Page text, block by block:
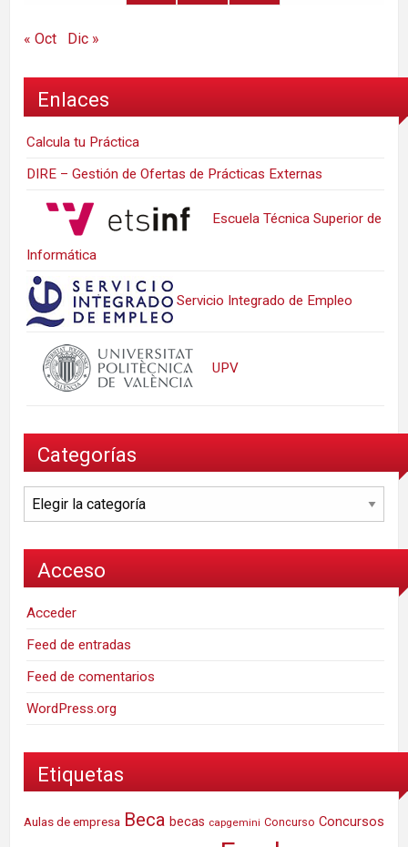
« Oct Dic »
Enlaces
Calcula tu Práctica
DIRE – Gestión de Ofertas de Prácticas Externas
Escuela Técnica Superior de
Informática
Servicio Integrado de Empleo
UPV
Categorías
Categorías
Acceso
Acceder
Feed de entradas
Feed de comentarios
WordPress.org
Etiquetas
Aulas de empresa Beca becas capgemini Concurso Concursos